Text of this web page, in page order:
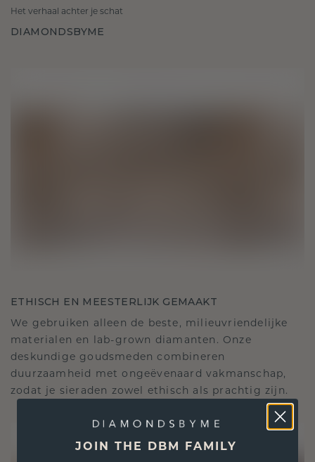
Het verhaal achter je schat
DIAMONDSBYME
ETHISCH EN MEESTERLIJK GEMAAKT
We gebruiken alleen de beste, milieuvriendelijke
materialen en lab-grown diamanten. Onze
deskundige goudsmeden combineren
duurzaamheid met ongeëvenaard vakmanschap,
zodat je sieraden zowel ethisch als prachtig zijn.
JOIN THE DBM FAMILY